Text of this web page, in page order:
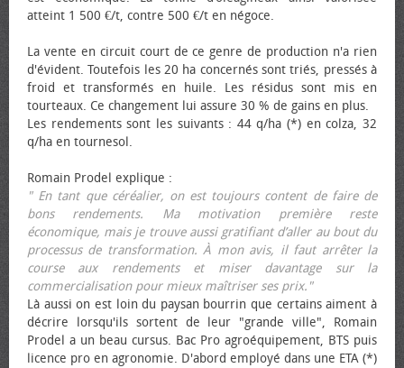
atteint 1 500 €/t, contre 500 €/t en négoce.
La vente en circuit court de ce genre de production n'a rien
d'évident. Toutefois les 20 ha concernés sont triés, pressés à
froid et transformés en huile. Les résidus sont mis en
tourteaux. Ce changement lui assure 30 % de gains en plus.
Les rendements sont les suivants : 44 q/ha (*) en colza, 32
q/ha en tournesol.
Romain Prodel explique :
" En tant que céréalier, on est toujours content de faire de
bons rendements. Ma motivation première reste
économique, mais je trouve aussi gratifiant d’aller au bout du
processus de transformation. À mon avis, il faut arrêter la
course aux rendements et miser davantage sur la
commercialisation pour mieux maîtriser ses prix."
Là aussi on est loin du paysan bourrin que certains aiment à
décrire lorsqu'ils sortent de leur "grande ville", Romain
Prodel a un beau cursus. Bac Pro agroéquipement, BTS puis
licence pro en agronomie. D'abord employé dans une ETA (*)